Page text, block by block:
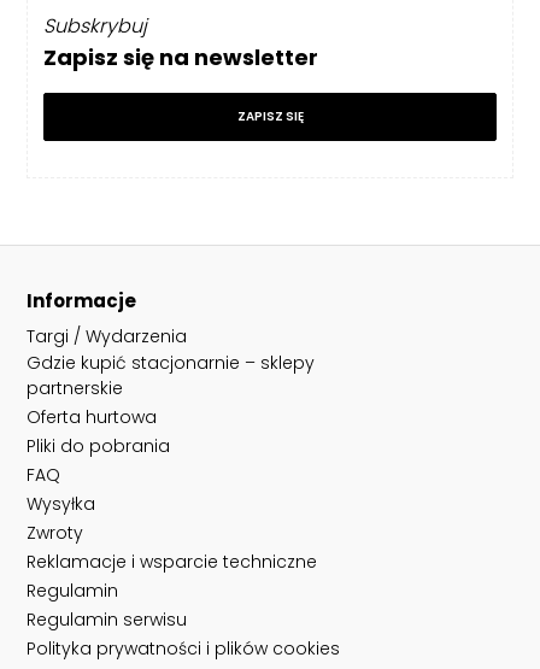
Subskrybuj
Zapisz się na newsletter
ZAPISZ SIĘ
Informacje
Targi / Wydarzenia
Gdzie kupić stacjonarnie – sklepy
partnerskie
Oferta hurtowa
Pliki do pobrania
FAQ
Wysyłka
Zwroty
Reklamacje i wsparcie techniczne
Regulamin
Regulamin serwisu
Polityka prywatności i plików cookies